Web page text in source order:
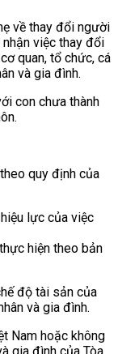
về thay đổi người
việc thay đổi
quan, tổ chức, cá
và gia đình.
con chưa thành
quy định của
lực của việc
hiện theo bản
độ tài sản của
và gia đình.
Nam hoặc không